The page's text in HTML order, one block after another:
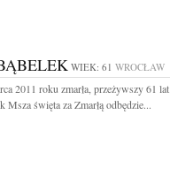
WIEK: 61 WROCŁAW
2011 roku zmarła, przeżywszy 61 lat
Msza święta za Zmarłą odbędzie...